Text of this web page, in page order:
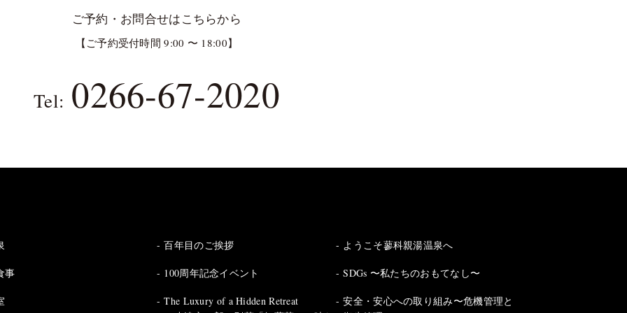
ご予約・お問合せはこちらから
【ご予約受付時間 9:00 〜 18:00】
Tel: 0266-67-2020
事
百年目のご挨拶
100周年記念イベント
The Luxury of a Hidden Retreat
ようこそ蓼科親湯温泉へ
SDGs 〜私たちのおもてなし〜
安全・安心への取り組み〜危機管理と